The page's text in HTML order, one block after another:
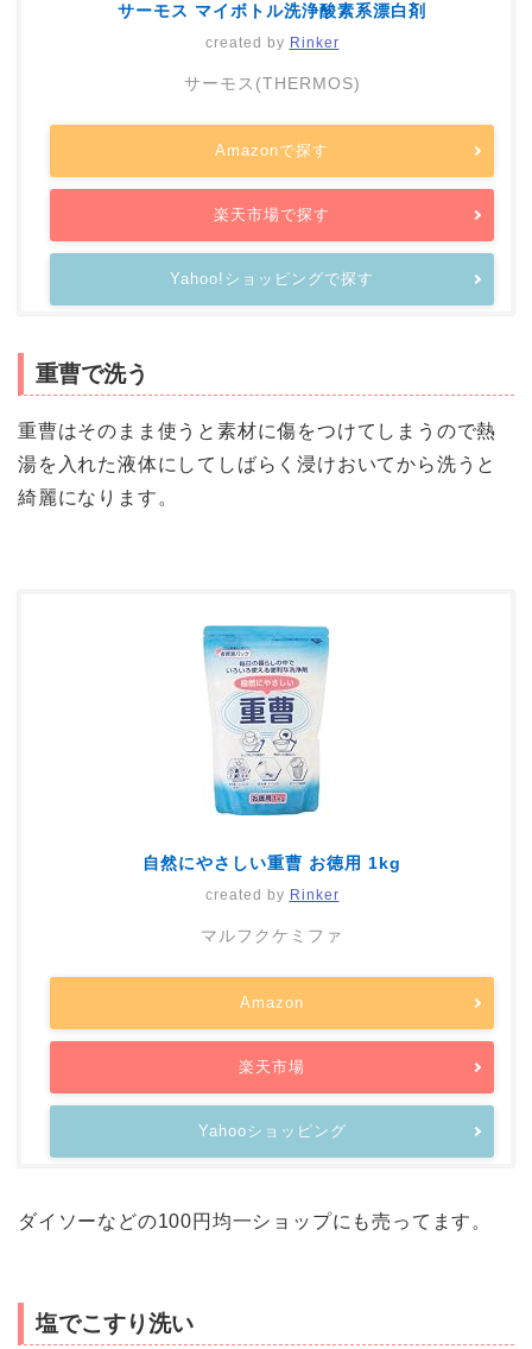
サーモス マイボトル洗浄酸素系漂白剤
created by Rinker
サーモス(THERMOS)
Amazonで探す
楽天市場で探す
Yahoo!ショッピングで探す
重曹で洗う
重曹はそのまま使うと素材に傷をつけてしまうので熱
湯を入れた液体にしてしばらく浸けおいてから洗うと
綺麗になります。
自然にやさしい重曹 お徳用 1kg
created by Rinker
マルフクケミファ
Amazon
楽天市場
Yahooショッピング
ダイソーなどの100円均一ショップにも売ってます。
塩でこすり洗い